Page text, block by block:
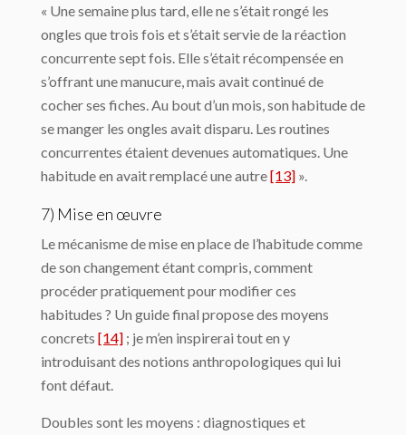
« Une semaine plus tard, elle ne s’était rongé les
ongles que trois fois et s’était servie de la réaction
concurrente sept fois. Elle s’était récompensée en
s’offrant une manucure, mais avait continué de
cocher ses fiches. Au bout d’un mois, son habitude de
se manger les ongles avait disparu. Les routines
concurrentes étaient devenues automatiques. Une
habitude en avait remplacé une autre[13] ».
7) Mise en œuvre
Le mécanisme de mise en place de l’habitude comme
de son changement étant compris, comment
procéder pratiquement pour modifier ces
habitudes ? Un guide final propose des moyens
concrets [14] ; je m’en inspirerai tout en y
introduisant des notions anthropologiques qui lui
font défaut.
Doubles sont les moyens : diagnostiques et